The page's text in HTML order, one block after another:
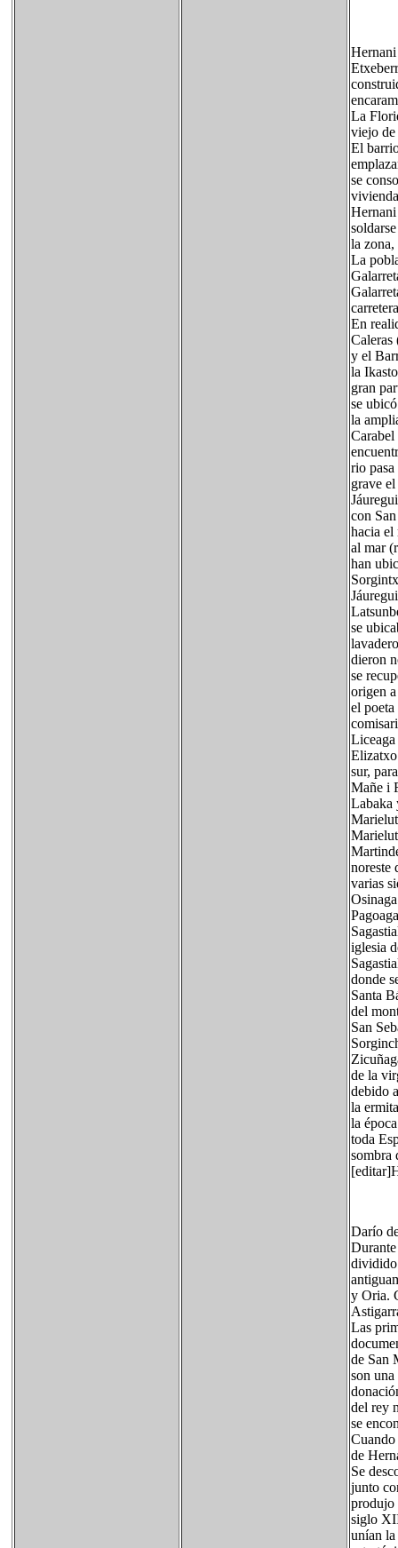
La
viejo
El
se
Hernani
la zona,
La
En
Caleras
y el
la
gran
se
la
Carabel
rio
grave
con
hacia el
al mar
han
se
dieron
se
origen
el
sur,
Mañe i
Labaka
noreste
varias
iglesia
donde
Santa
del
San
de la
debido
la
la
toda
sombra
Darío
dividido
y Oria.
Las
de San
son
del rey
se
de
Se
junto
produjo
siglo
unían la